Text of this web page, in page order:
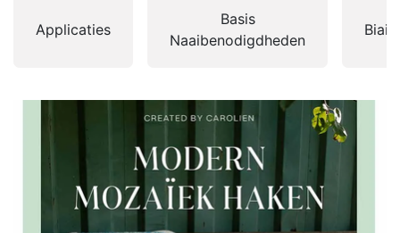
Applicaties
Basis
Naaibenodigdheden